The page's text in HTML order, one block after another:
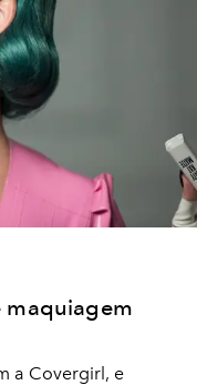
maquiagem
a Covergirl, e